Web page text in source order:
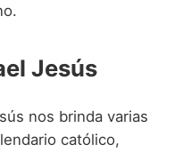
Jesús
nos brinda varias
católico,